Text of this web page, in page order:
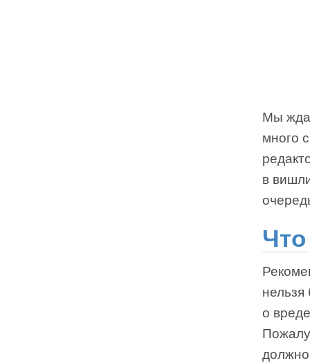
Мы
много
в
о